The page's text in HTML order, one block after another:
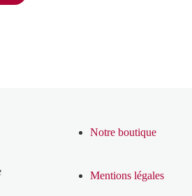
Notre boutique
Mentions légales